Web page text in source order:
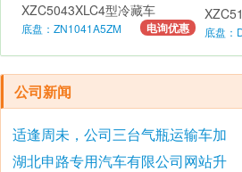
XZC5043XLC4型冷藏车
底盘：ZN1041A5ZM 电询优惠 底盘：
公司新闻
适逢周未，公司三台气瓶运输车加
湖北申路专用汽车有限公司网站升